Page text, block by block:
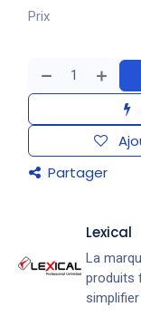
Partager
Prix
Lexical
La
produits